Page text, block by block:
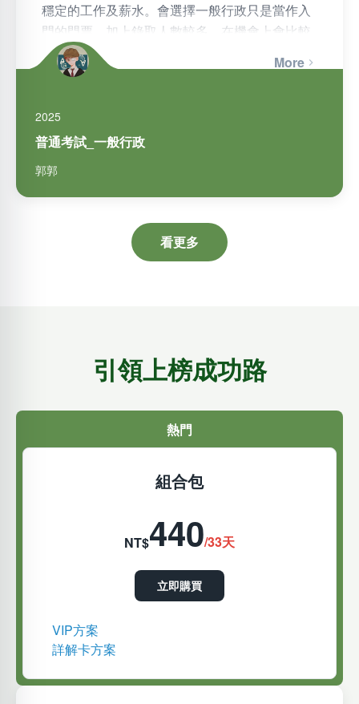
穩定的工作及薪水。會選擇一般行政只是當作入
門的門票，加上錄取人數較多，在機會上會比較
多。考取之後，會轉向自己的專業…
More
2025
普通考試_一般行政
郭郭
看更多
引領上榜成功路
熱門
組合包
NT$440/33天
立即購買
VIP方案
詳解卡方案